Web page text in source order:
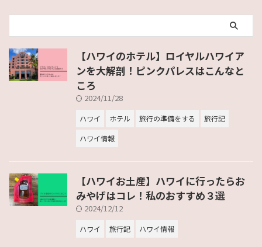
【ハワイのホテル】ロイヤルハワイア
ンを大解剖！ピンクパレスはこんなと
ころ
2024/11/28
ハワイ ホテル 旅行の準備をする
旅行記
ハワイ情報
【ハワイお土産】ハワイに行ったらお
みやげはコレ！私のおすすめ３選
2024/12/12
ハワイ 旅行記 ハワイ情報